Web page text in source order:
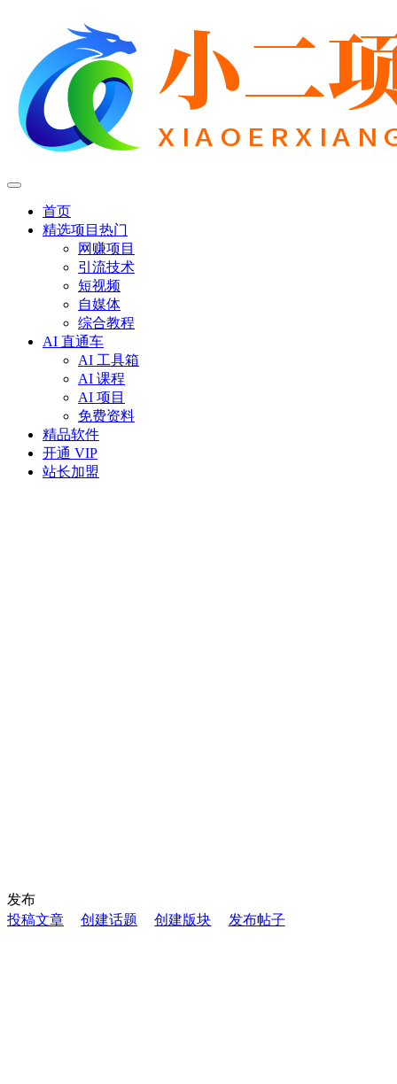
首页
精选项目 热门
网赚项目
引流技术
短视频
自媒体
综合教程
AI 直通车
AI 工具箱
AI 课程
AI 项目
免费资料
精品软件
开通 VIP
站长加盟
发布
投稿文章
创建话题 创建版块 发布帖子